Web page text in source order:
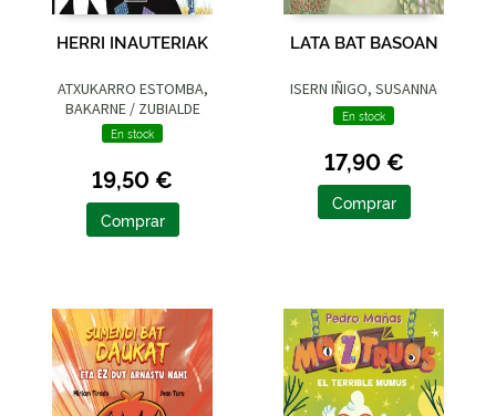
HERRI INAUTERIAK
ATXUKARRO ESTOMBA,
BAKARNE / ZUBIALDE
GRAJIRENA, IZASKUN
En stock
19,50 €
Comprar
LATA BAT BASOAN
ISERN IÑIGO, SUSANNA
En stock
17,90 €
Comprar